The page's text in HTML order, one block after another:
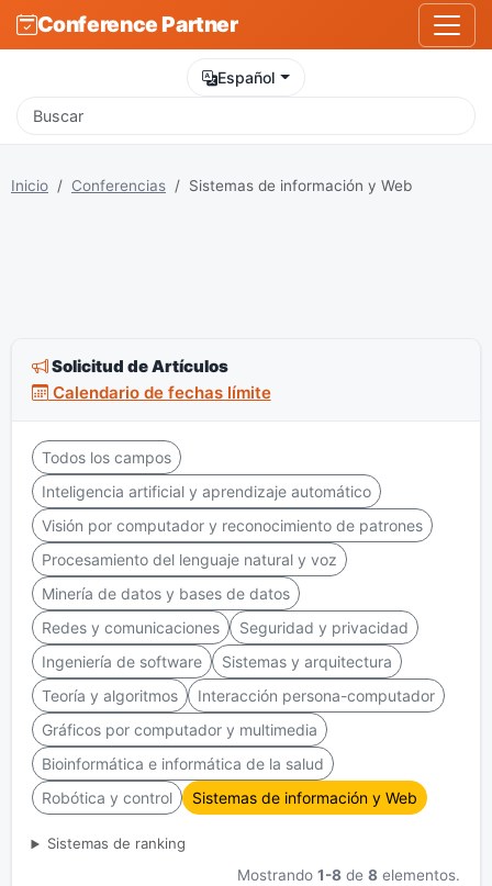
Conference Partner
Español
Inicio Conferencias Sistemas de información y Web
Solicitud de Artículos
Calendario de fechas límite
Todos los campos
Inteligencia artificial y aprendizaje automático
Visión por computador y reconocimiento de patrones
Procesamiento del lenguaje natural y voz
Minería de datos y bases de datos
Redes y comunicaciones
Seguridad y privacidad
Ingeniería de software
Sistemas y arquitectura
Teoría y algoritmos
Interacción persona-computador
Gráficos por computador y multimedia
Bioinformática e informática de la salud
Robótica y control
Sistemas de información y Web
Sistemas de ranking
Mostrando1-8 de8 elementos.